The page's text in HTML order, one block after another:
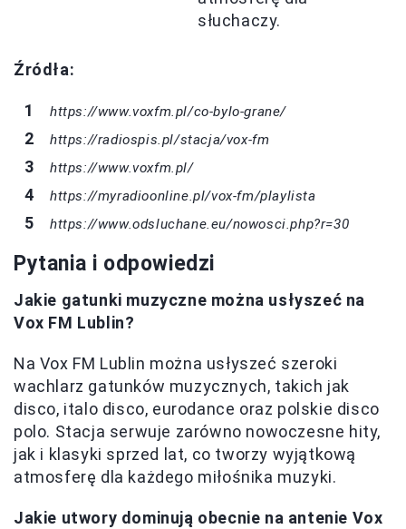
słuchaczy.
Źródła:
https://www.voxfm.pl/co-bylo-grane/
https://radiospis.pl/stacja/vox-fm
https://www.voxfm.pl/
https://myradioonline.pl/vox-fm/playlista
https://www.odsluchane.eu/nowosci.php?r=30
Pytania i odpowiedzi
Jakie gatunki muzyczne można usłyszeć na
Vox FM Lublin?
Na Vox FM Lublin można usłyszeć szeroki
wachlarz gatunków muzycznych, takich jak
disco, italo disco, eurodance oraz polskie disco
polo. Stacja serwuje zarówno nowoczesne hity,
jak i klasyki sprzed lat, co tworzy wyjątkową
atmosferę dla każdego miłośnika muzyki.
Jakie utwory dominują obecnie na antenie Vox